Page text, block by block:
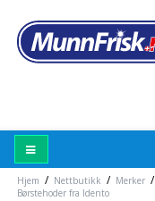
Hjem / Nettbutikk / Merker /
Børstehoder fra Idento